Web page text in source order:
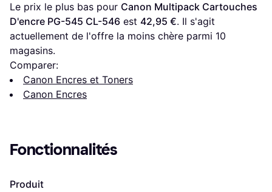
Le prix le plus bas pour Canon Multipack Cartouches
D'encre PG-545 CL-546 est 42,95 €. Il s'agit
actuellement de l'offre la moins chère parmi 10
magasins.
Comparer:
Canon Encres et Toners
Canon Encres
Fonctionnalités
Produit